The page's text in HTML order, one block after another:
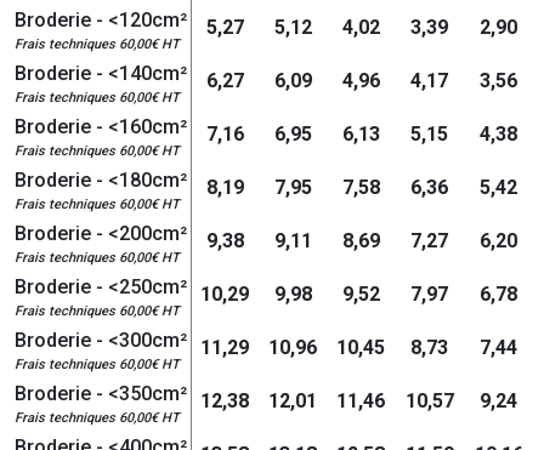
Broderie - <120cm²
Frais techniques 60,00€ HT
5,27 5,12 4,02 3,39
2,90
Broderie - <140cm²
Frais techniques 60,00€ HT
6,27 6,09 4,96 4,17
3,56
Broderie - <160cm²
Frais techniques 60,00€ HT
7,16 6,95 6,13 5,15
4,38
Broderie - <180cm²
Frais techniques 60,00€ HT
8,19 7,95 7,58 6,36
5,42
Broderie - <200cm²
Frais techniques 60,00€ HT
9,38 9,11 8,69 7,27
6,20
Broderie - <250cm²
Frais techniques 60,00€ HT
10,29 9,98 9,52 7,97
6,78
Broderie - <300cm²
Frais techniques 60,00€ HT
11,29 10,96 10,45 8,73
7,44
Broderie - <350cm²
Frais techniques 60,00€ HT
12,38 12,01 11,46 10,57
9,24